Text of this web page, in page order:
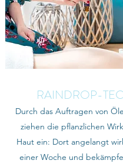
RAINDROP-
Durch das Auftragen von
ziehen die pflanzlichen
Haut ein: Dort angelangt
einer Woche und